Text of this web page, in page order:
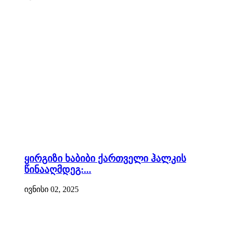
ყირგიზი ხაბიბი ქართველი ჰალკის
წინააღმდეგ:...
ივნისი 02, 2025